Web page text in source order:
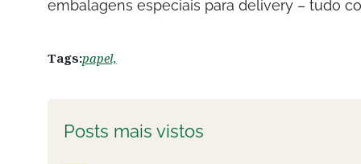
embalagens especiais para delivery – tudo
Tags:papel,
Posts mais vistos